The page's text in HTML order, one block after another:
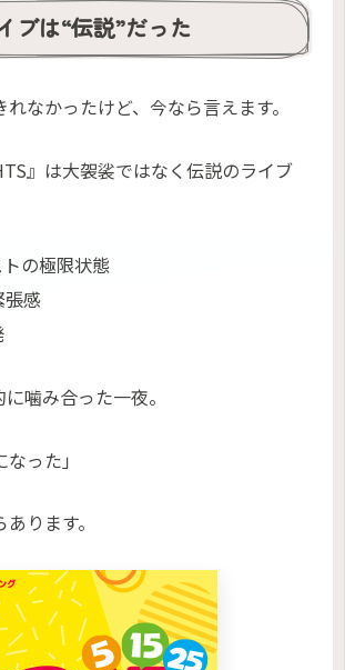
ブは“伝説”だった
なかったけど、今なら言えます。
』は大袈裟ではなく伝説のライブ
の極限状態
張感
噛み合った一夜。
なった」
ります。